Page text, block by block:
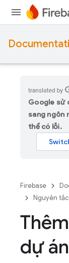
Google sử
sang ngôn
thể có lỗi.
Firebase
Nguyên
dự